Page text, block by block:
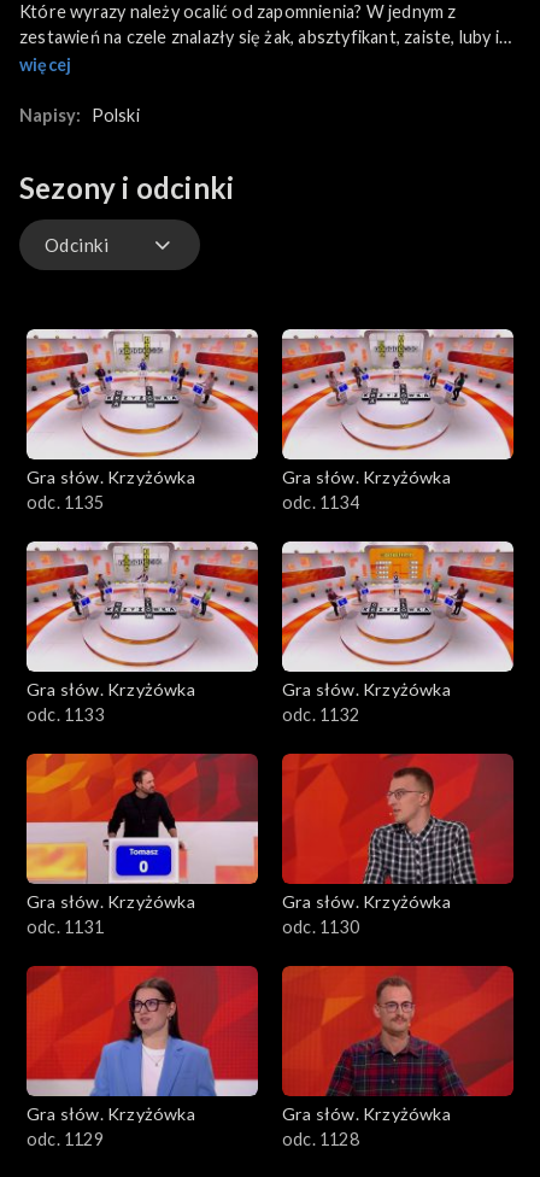
Które wyrazy należy ocalić od zapomnienia? W jednym z
zestawień na czele znalazły się żak, absztyfikant, zaiste, luby i
szaławiła. Czy będą przydatne w krzyżówkowych zmaganiach?
Jeziora Zegrzyńskiego i lotniska Modlin; Paweł z Warszawy, z
Krakowa, technik księgarz, właścicielka słodkiego maltańczyka.
więcej
Napisy: Polski
Sezony i odcinki
Odcinki
Gra słów. Krzyżówka
odc. 1135
Gra słów. Krzyżówka
odc. 1134
Gra słów. Krzyżówka
odc. 1133
Gra słów. Krzyżówka
odc. 1132
Gra słów. Krzyżówka
odc. 1131
Gra słów. Krzyżówka
odc. 1130
Gra słów. Krzyżówka
odc. 1129
Gra słów. Krzyżówka
odc. 1128